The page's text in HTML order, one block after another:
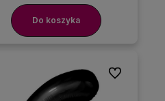
Do koszyka
Do ulubionych